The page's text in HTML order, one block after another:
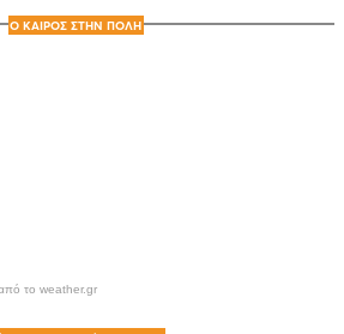
Ο ΚΑΙΡΟΣ ΣΤΗΝ ΠΟΛΗ
το weather.gr